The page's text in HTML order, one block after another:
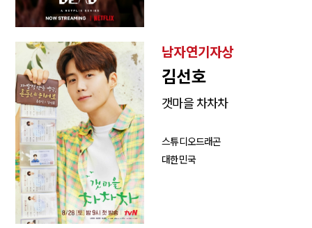
남자연기자상
김선호
갯마을 차차차
스튜디오드래곤
대한민국